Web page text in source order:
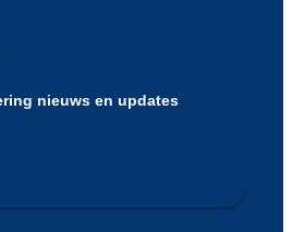
nieuws en updates